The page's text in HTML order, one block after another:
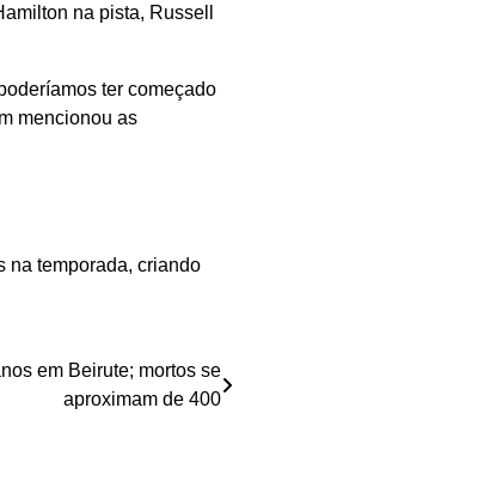
na pista, Russell
ter começado
mencionou as
na temporada, criando
em Beirute; mortos se
aproximam de 400